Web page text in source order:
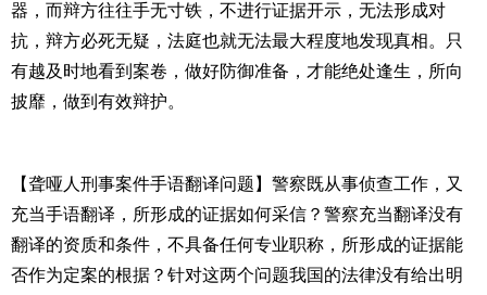
器，而辩方往往手无寸铁，不进行证据开示，无法形成对
抗，辩方必死无疑，法庭也就无法最大程度地发现真相。只
有越及时地看到案卷，做好防御准备，才能绝处逢生，所向
披靡，做到有效辩护。
【聋哑人刑事案件手语翻译问题】警察既从事侦查工作，又
充当手语翻译，所形成的证据如何采信？警察充当翻译没有
翻译的资质和条件，不具备任何专业职称，所形成的证据能
否作为定案的根据？针对这两个问题我国的法律没有给出明